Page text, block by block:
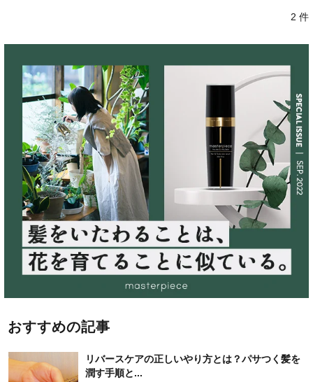
2 件
おすすめの記事
リバースケアの正しいやり方とは？パサつく髪を
潤す手順と...